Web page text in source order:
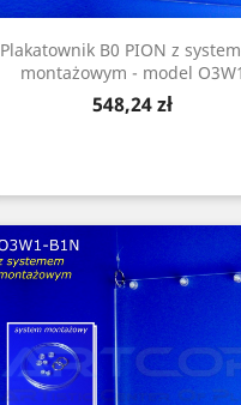
Plakatownik B0 PION z
montażowym - model O3W1
Cena
548,24 zł